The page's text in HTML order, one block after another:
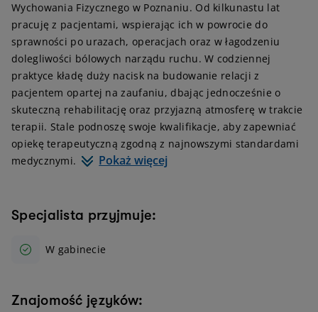
Wychowania Fizycznego w Poznaniu. Od kilkunastu lat
pracuję z pacjentami, wspierając ich w powrocie do
sprawności po urazach, operacjach oraz w łagodzeniu
dolegliwości bólowych narządu ruchu. W codziennej
praktyce kładę duży nacisk na budowanie relacji z
pacjentem opartej na zaufaniu, dbając jednocześnie o
skuteczną rehabilitację oraz przyjazną atmosferę w trakcie
terapii. Stale podnoszę swoje kwalifikacje, aby zapewniać
opiekę terapeutyczną zgodną z najnowszymi standardami
medycznymi.
Pokaż więcej
Specjalista przyjmuje:
W gabinecie
Znajomość języków: